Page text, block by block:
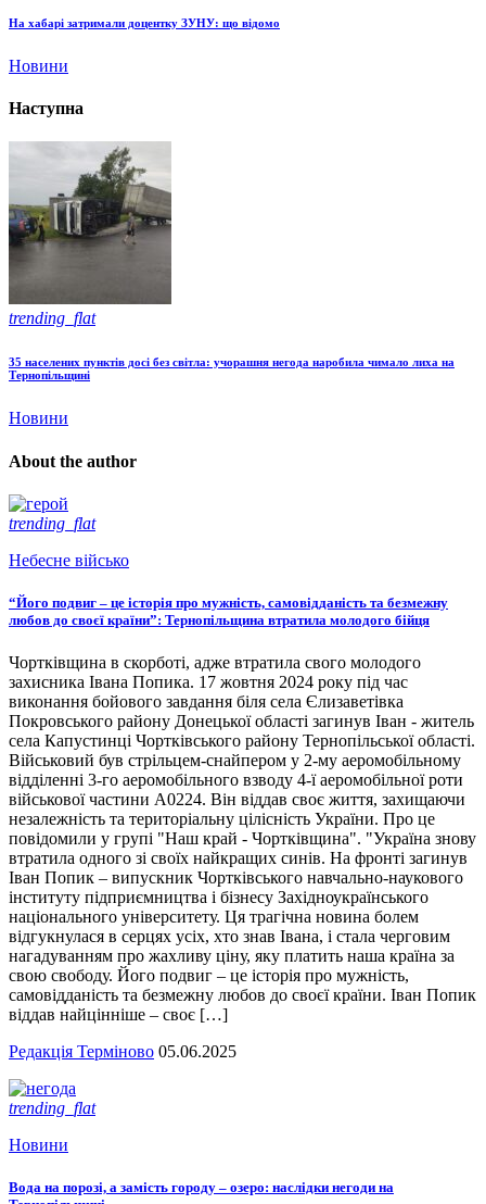
На хабарі затримали доцентку ЗУНУ: що відомо
Новини
Наступна
trending_flat
35 населених пунктів досі без світла: учорашня негода наробила чимало лиха на
Тернопільщині
Новини
About the author
trending_flat
Небесне військо
“Його подвиг – це історія про мужність, самовідданість та безмежну
любов до своєї країни”: Тернопільщина втратила молодого бійця
Чортківщина в скорботі, адже втратила свого молодого
захисника Івана Попика. 17 жовтня 2024 року під час
виконання бойового завдання біля села Єлизаветівка
Покровського району Донецької області загинув Іван - житель
села Капустинці Чортківського району Тернопільської області.
Військовий був стрільцем-снайпером у 2-му аеромобільному
відділенні 3-го аеромобільного взводу 4-ї аеромобільної роти
військової частини А0224. Він віддав своє життя, захищаючи
незалежність та територіальну цілісність України. Про це
повідомили у групі "Наш край - Чортківщина". "Україна знову
втратила одного зі своїх найкращих синів. На фронті загинув
Іван Попик – випускник Чортківського навчально-наукового
інституту підприємництва і бізнесу Західноукраїнського
національного університету. Ця трагічна новина болем
відгукнулася в серцях усіх, хто знав Івана, і стала черговим
нагадуванням про жахливу ціну, яку платить наша країна за
свою свободу. Його подвиг – це історія про мужність,
самовідданість та безмежну любов до своєї країни. Іван Попик
віддав найцінніше – своє […]
Редакція Терміново 05.06.2025
trending_flat
Новини
Вода на порозі, а замість городу – озеро: наслідки негоди на